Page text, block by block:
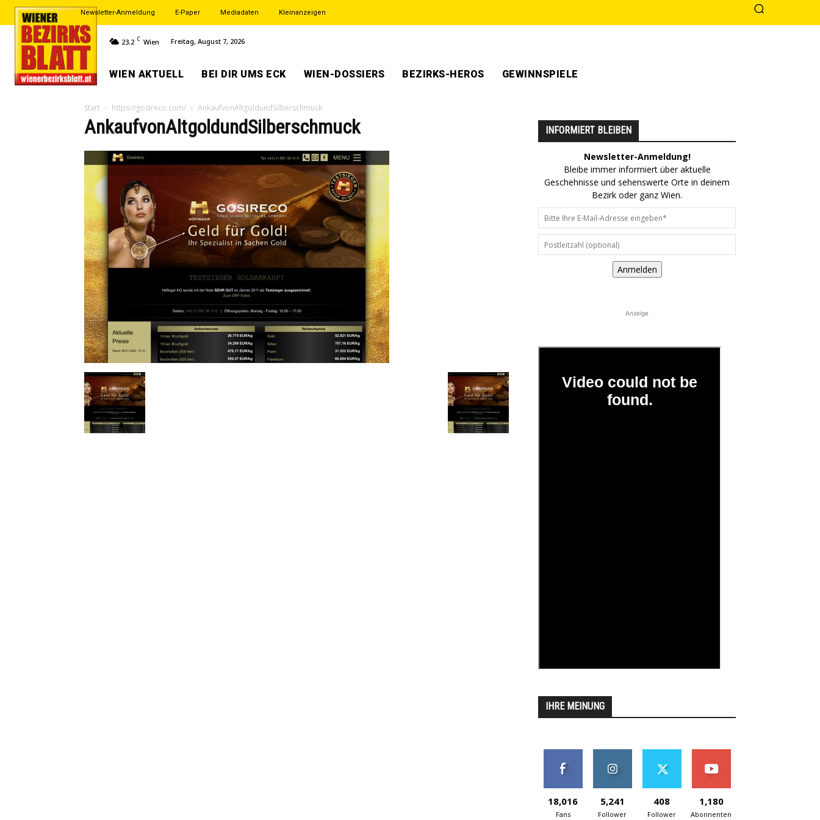
Newsletter-Anmeldung E-Paper Mediadaten Kleinanzeigen
23.2 C Wien Freitag, August 7, 2026
WIEN AKTUELL BEI DIR UMS ECK WIEN-DOSSIERS BEZIRKS-HEROS GEWINNSPIELE
Start https://gosireco.com/ AnkaufvonAltgoldundSilberschmuck
AnkaufvonAltgoldundSilberschmuck INFORMIERT BLEIBEN
Newsletter-Anmeldung!
Bleibe immer informiert über aktuelle
Geschehnisse und sehenswerte Orte in deinem
Bezirk oder ganz Wien.
Anmelden
Anzeige
IHRE MEINUNG
18,016
Fans
5,241
Follower
408
Follower
1,180
Abonnenten